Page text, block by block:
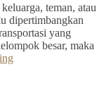
teman, atau
dipertimbangkan
yang
besar, maka